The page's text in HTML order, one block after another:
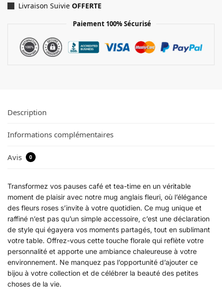
Livraison Suivie OFFERTE
Paiement 100% Sécurisé
Description
Informations complémentaires
Avis 0
Transformez vos pauses café et tea-time en un véritable
moment de plaisir avec notre mug anglais fleuri, où l’élégance
des fleurs roses s’invite à votre quotidien. Ce mug unique et
raffiné n’est pas qu’un simple accessoire, c’est une déclaration
de style qui égayera vos moments partagés, tout en sublimant
votre table. Offrez-vous cette touche florale qui reflète votre
personnalité et apporte une ambiance chaleureuse à votre
environnement. Ne manquez pas l’opportunité d’ajouter ce
bijou à votre collection et de célébrer la beauté des petites
choses de la vie.